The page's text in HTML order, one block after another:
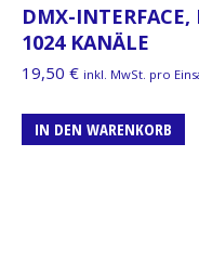
DMX-INTERFACE,
1024 KANÄLE
19,50 € inkl. MwSt. pro
IN DEN WARENKORB